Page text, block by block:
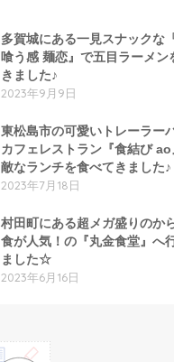
多賀城にある一見スナックな
喰う感 麺恋』で五目ラーメン
きました♪
2023年9月9日
東松島市の可愛いトレーラー
カフェレストラン『食結び ao
敵なランチを食べてきました♪
2023年7月18日
村田町にある超メガ盛りのか
食が人気！の『丸金食堂』へ
ました☆
2023年6月16日